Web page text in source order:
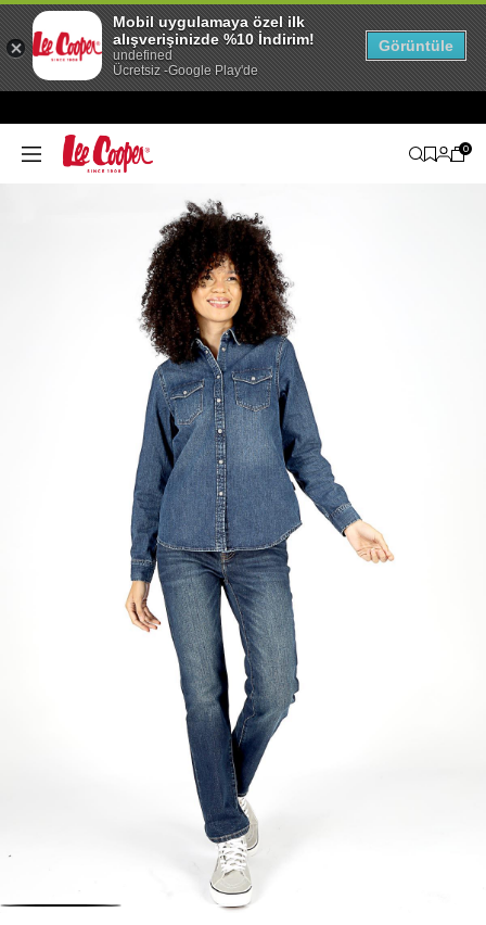
0
Mobil uygulamaya özel ilk
alışverişinizde %10 İndirim!
undefined
Ücretsiz -Google Play'de
Görüntüle